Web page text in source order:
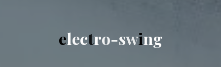
electro-swing